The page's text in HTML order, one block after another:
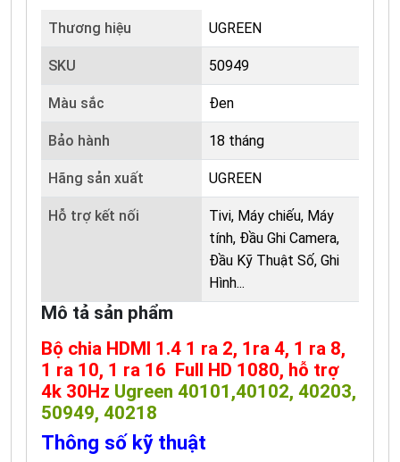
Thương hiệu UGREEN
SKU 50949
Màu sắc Đen
Bảo hành 18 tháng
Hãng sản xuất UGREEN
Hỗ trợ kết nối
Tivi, Máy chiếu, Máy
tính, Đầu Ghi Camera,
Đầu Kỹ Thuật Số, Ghi
Hình...
Mô tả sản phẩm
Bộ chia HDMI 1.4 1 ra 2, 1ra 4, 1 ra 8,
1 ra 10, 1 ra 16 Full HD 1080, hỗ trợ
4k 30Hz Ugreen 40101,40102, 40203,
50949, 40218
Thông số kỹ thuật